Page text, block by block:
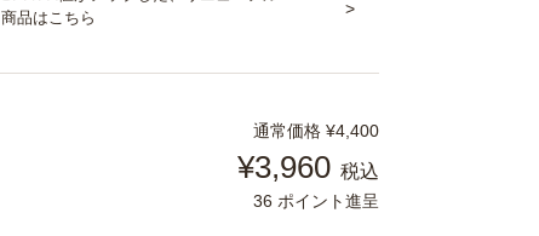
商品はこちら
通常価格 ¥4,400
¥3,960 税込
36 ポイント進呈